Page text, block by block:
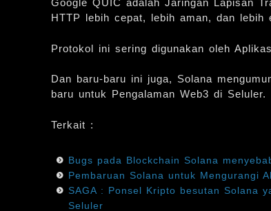
Google QUIC adalah Jaringan Lapisan
HTTP lebih cepat, lebih aman, dan lebih
Protokol ini sering digunakan oleh
Dan baru-baru ini juga, Solana
baru untuk Pengalaman Web3 di Seluler.
Terkait :
Bugs pada Blockchain Solana
Pembaruan Solana untuk Mengurangi
SAGA : Ponsel Kripto besutan Solana
Seluler